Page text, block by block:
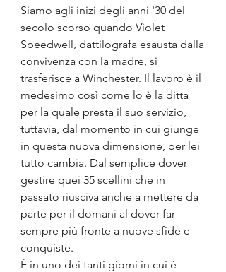
Siamo agli inizi degli anni '30 del
secolo scorso quando Violet
Speedwell, dattilografa esausta dalla
convivenza con la madre, si
trasferisce a Winchester. Il lavoro è il
medesimo così come lo è la ditta
per la quale presta il suo servizio,
tuttavia, dal momento in cui giunge
in questa nuova dimensione, per lei
tutto cambia. Dal semplice dover
gestire quei 35 scellini che in
passato riusciva anche a mettere da
parte per il domani al dover far
sempre più fronte a nuove sfide e
conquiste.
È in uno dei tanti giorni in cui è